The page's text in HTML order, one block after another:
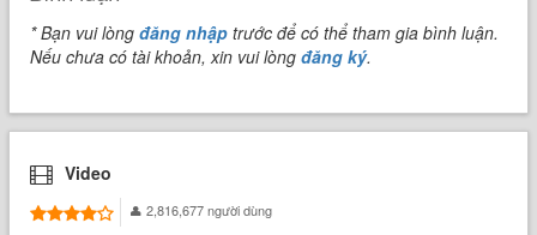
* Bạn vui lòngđăng nhập trước để có thể tham gia bình luận.
Nếu chưa có tài khoản, xin vui lòngđăng ký.
Video
2,816,677 người dùng